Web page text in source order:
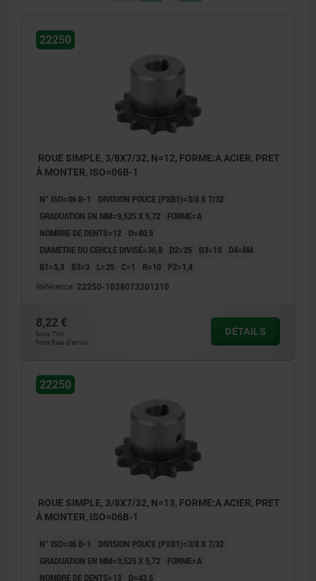
22250
ROUE SIMPLE, 3/8X7/32, N=12, FORME:A ACIER, PRET
À MONTER, ISO=06B-1
N° ISO=06 B-1
DIVISION POUCE (PXB1)=3/8 X 7/32
GRADUATION EN MM=9,525 X 5,72
FORME=A
NOMBRE DE DENTS=12
D=40,5
DIAMÈTRE DU CERCLE DIVISÉ=36,8
D2=25 D3=10
D4=M4
B1=5,3
B3=3 L=25 C=1 R=10 P2=1,4
Référence: 22250-1038073201210
8,22 €
hors TVA
hors frais d’envoi
DÉTAILS
22250
ROUE SIMPLE, 3/8X7/32, N=13, FORME:A ACIER, PRET
À MONTER, ISO=06B-1
N° ISO=06 B-1
DIVISION POUCE (PXB1)=3/8 X 7/32
GRADUATION EN MM=9,525 X 5,72
FORME=A
NOMBRE DE DENTS=13
D=43,5